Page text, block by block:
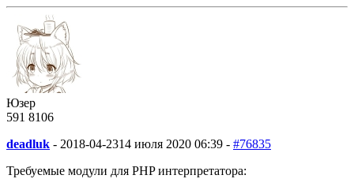
Юзер
591 8106
deadluk - 2018-04-2314 июля 2020 06:39 - #76835
Требуемые модули для PHP интерпретатора: